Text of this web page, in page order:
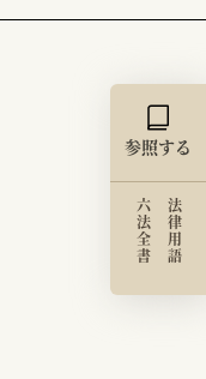
参照する
法律用語
六法全書